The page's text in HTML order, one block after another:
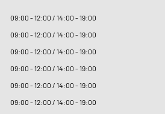
09:00 - 12:00 / 14:00 - 19:00
09:00 - 12:00 / 14:00 - 19:00
09:00 - 12:00 / 14:00 - 19:00
09:00 - 12:00 / 14:00 - 19:00
09:00 - 12:00 / 14:00 - 19:00
09:00 - 12:00 / 14:00 - 19:00